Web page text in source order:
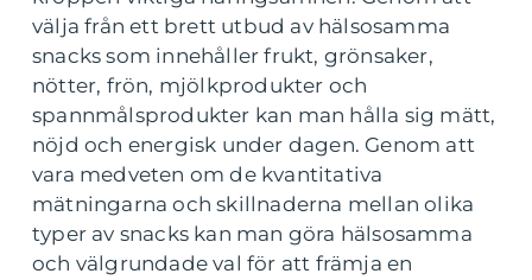
välja från ett brett utbud av hälsosamma
snacks som innehåller frukt, grönsaker,
nötter, frön, mjölkprodukter och
spannmålsprodukter kan man hålla sig mätt,
nöjd och energisk under dagen. Genom att
vara medveten om de kvantitativa
mätningarna och skillnaderna mellan olika
typer av snacks kan man göra hälsosamma
och välgrundade val för att främja en